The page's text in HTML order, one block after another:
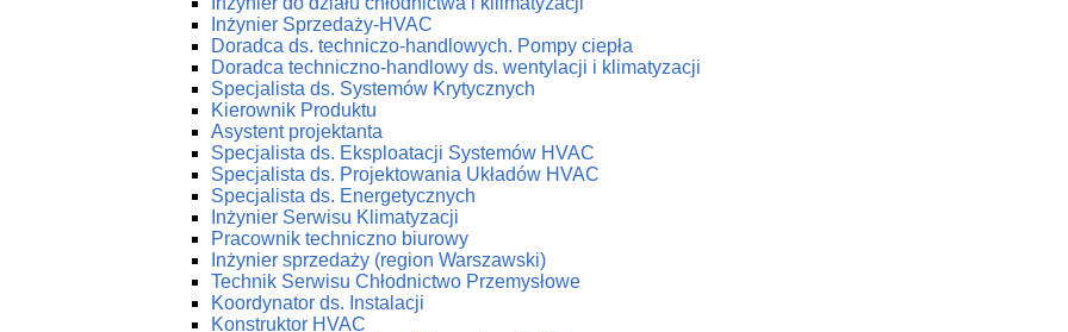
Inżynier Sprzedaży-HVAC
Doradca ds. techniczo-handlowych. Pompy ciepła
Doradca techniczno-handlowy ds. wentylacji i klimatyzacji
Specjalista ds. Systemów Krytycznych
Kierownik Produktu
Asystent projektanta
Specjalista ds. Eksploatacji Systemów HVAC
Specjalista ds. Projektowania Układów HVAC
Specjalista ds. Energetycznych
Inżynier Serwisu Klimatyzacji
Pracownik techniczno biurowy
Inżynier sprzedaży (region Warszawski)
Technik Serwisu Chłodnictwo Przemysłowe
Koordynator ds. Instalacji
Konstruktor HVAC